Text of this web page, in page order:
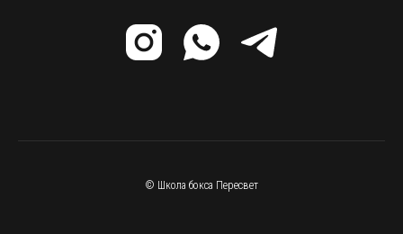
© Школа бокса Пересвет